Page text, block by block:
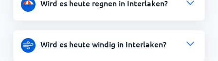
Wird es heute regnen in Interlaken?
Wird es heute windig in Interlaken?